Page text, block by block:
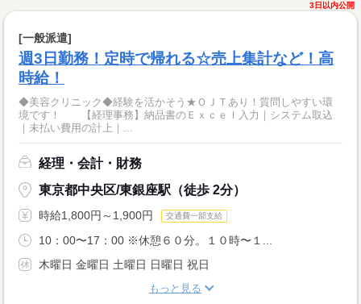
3日以内公開
[一般派遣]
週3日勤務！定時で帰れる☆売上集計など！高
時給！
◆美容クリニック◆経験を活かそう★ＯＪＴあり！質問しやすい環
境です！ 【経理事務】納品書のＥｘｃｅｌ入力｜システム取込
｜未払い費用の計上｜...
経理・会計・財務
東京都中央区/東銀座駅（徒歩 2分）
時給1,800円～1,900円 交通費一部支給
10：00〜17：00 ※休憩６０分。１０時〜１...
木曜日 金曜日 土曜日 日曜日 祝日
もっと見る